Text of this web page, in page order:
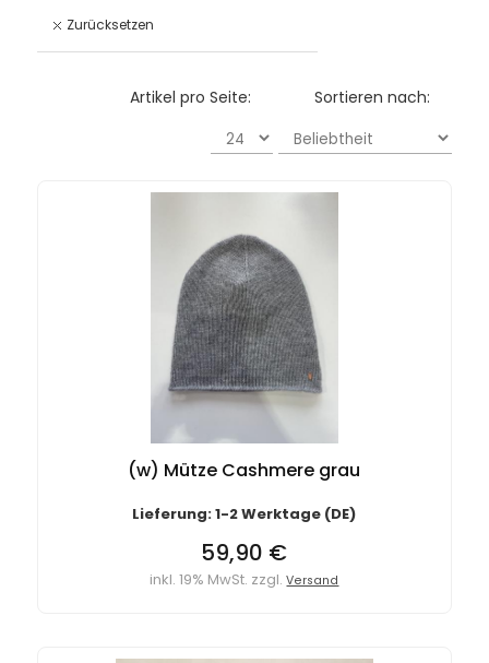
Zurücksetzen
Sortieren nach:
Artikel pro Seite:
(w) Mütze Cashmere grau
Lieferung: 1-2 Werktage (DE)
59,90 €
inkl. 19% MwSt. zzgl.Versand